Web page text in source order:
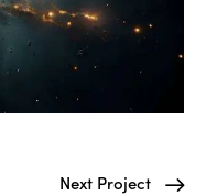
Next Project